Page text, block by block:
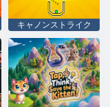
キャノンストライク